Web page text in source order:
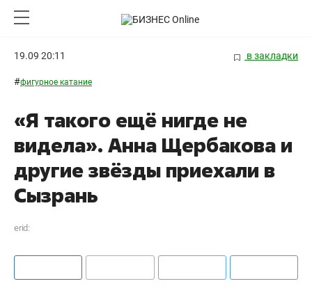
19.09 20:11 в закладки
#фигурное катание
«Я такого ещё нигде не
видела». Анна Щербакова и
другие звёзды приехали в
Сызрань
erid: